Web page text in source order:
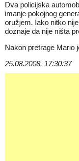
Dva policijska
imanje pokojnog
oružjem. Iako nitko
doznaje da nije ništa
Nakon pretrage Mario
25.08.2008. 17:30:37